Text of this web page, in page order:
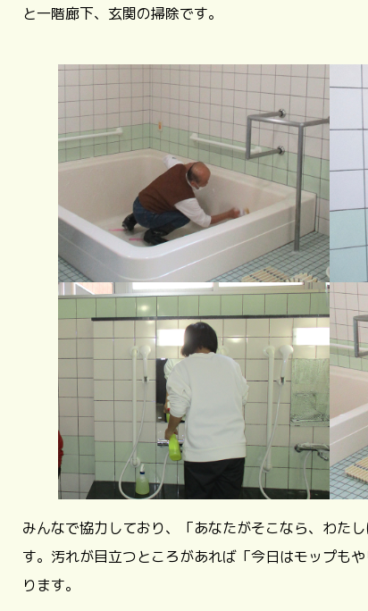
と一階廊下、玄関の掃除です。
みんなで協力しており、「あなたがそこなら、わた
す。汚れが目立つところがあれば「今日はモップも
ります。